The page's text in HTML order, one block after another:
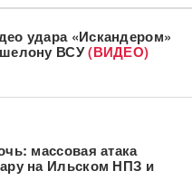
удара «Искандером»
ВСУ(ВИДЕО)
массовая атака
на Ильском НПЗ и